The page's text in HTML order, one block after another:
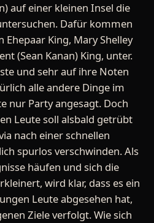
auf einer kleinen Insel die
Dafür kommen
King, Mary Shelley
(Sean Kanan) King, unter.
und sehr auf ihre Noten
alle andere Dinge im
nur Party angesagt. Doch
Leute soll alsbald getrübt
nach einer schnellen
spurlos verschwinden. Als
häufen und sich die
wird klar, dass es ein
Leute abgesehen hat,
Ziele verfolgt. Wie sich